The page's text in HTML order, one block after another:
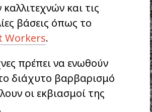
και τις
βάσεις όπως το
Workers.
πρέπει να ενωθούν
διάχυτο βαρβαρισμό
οι εκβιασμοί της